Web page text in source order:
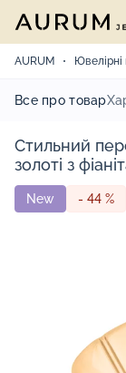
AURUM
Все про товар
Стильний
золоті з
New - 44 %